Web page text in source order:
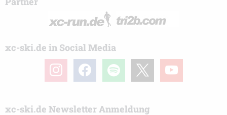
xc-ski.de in Social Media
instagramfacebook spotify youtube
xc-ski.de Newsletter Anmeldung